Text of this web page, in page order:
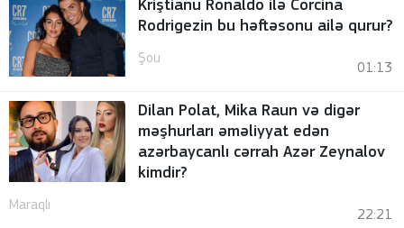
Kriştianu Ronaldo ilə Corcina
Rodrigezin bu həftəsonu ailə qurur?
Şou
01:13
Dilan Polat, Mika Raun və digər
məşhurları əməliyyat edən
azərbaycanlı cərrah Azər Zeynalov
kimdir?
Maraqlı
22:21